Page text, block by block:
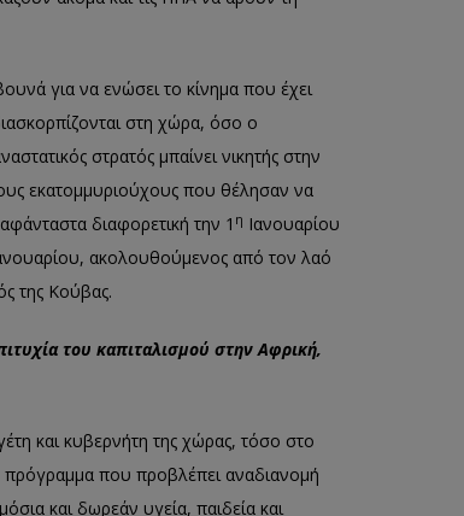
για να ενώσει το κίνημα που έχει
στη χώρα, όσο ο
στρατός μπαίνει νικητής στην
εκατομμυριούχους που θέλησαν να
διαφορετική την 1 η Ιανουαρίου
ακολουθούμενος από τον λαό
της Κούβας.
του καπιταλισμού στην Αφρική,
και κυβερνήτη της χώρας, τόσο στο
πρόγραμμα που προβλέπει αναδιανομή
και δωρεάν υγεία, παιδεία και